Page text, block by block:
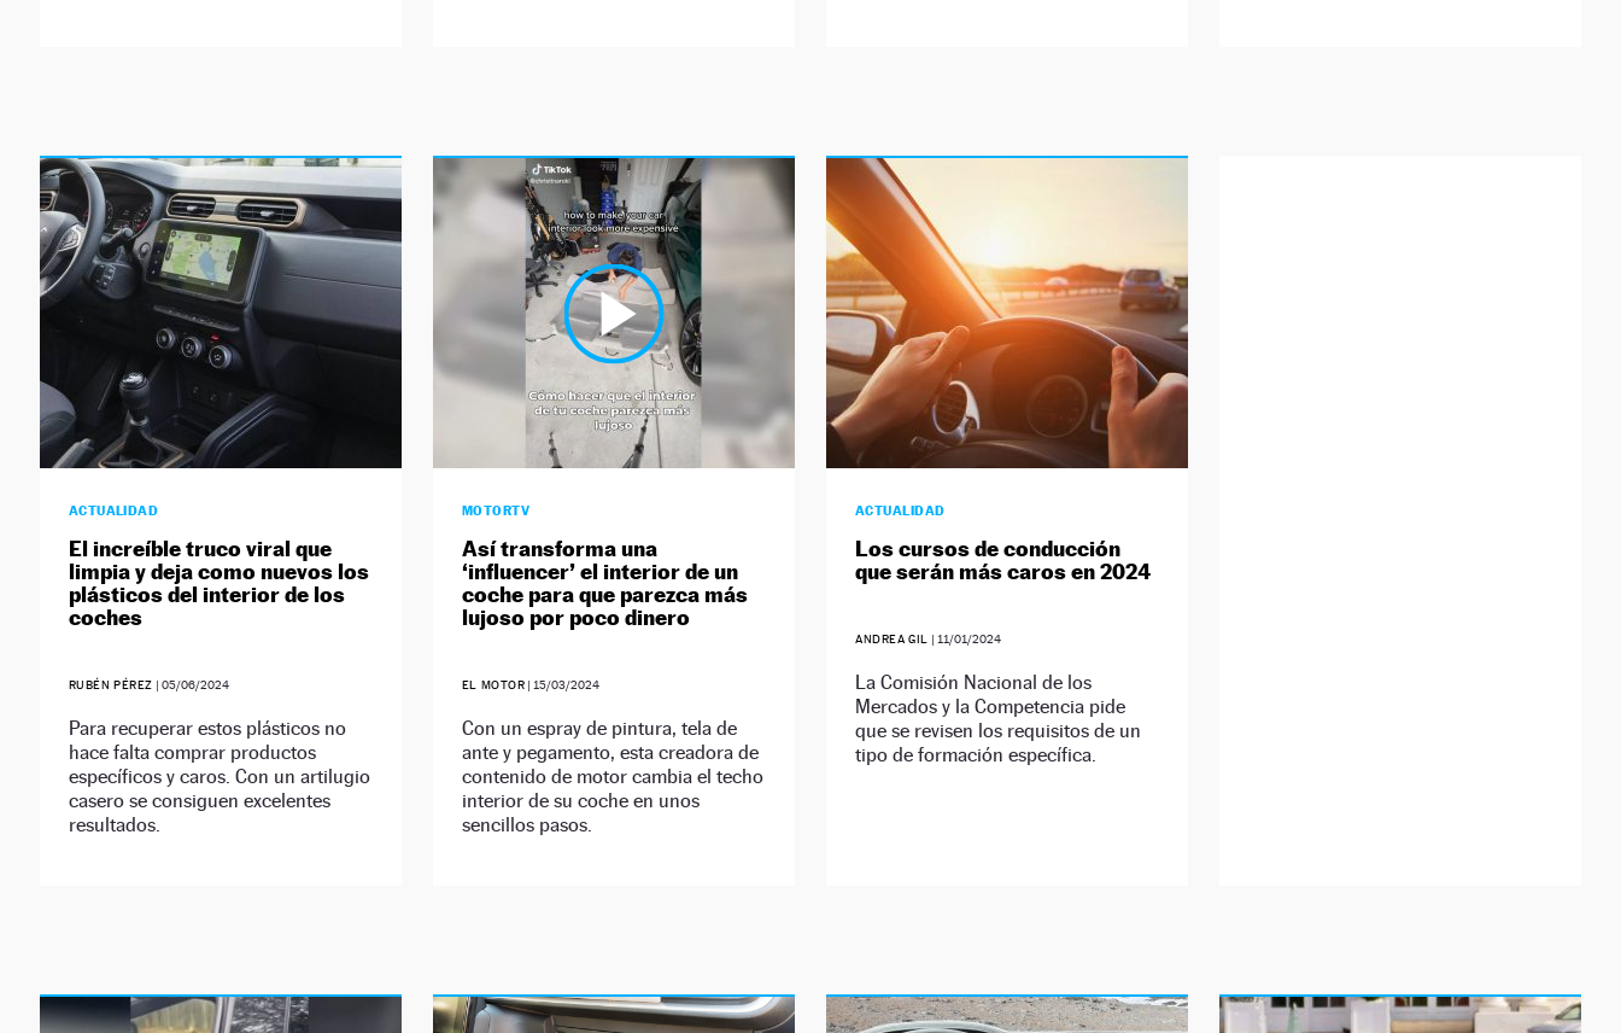
ACTUALIDAD
El increíble truco viral que
limpia y deja como nuevos los
plásticos del interior de los
coches
RUBÉN PÉREZ |05/06/2024
Para recuperar estos plásticos no
hace falta comprar productos
específicos y caros. Con un artilugio
casero se consiguen excelentes
resultados.
MOTORTV
Así transforma una
‘influencer’ el interior de un
coche para que parezca más
lujoso por poco dinero
EL MOTOR | 15/03/2024
Con un espray de pintura, tela de
ante y pegamento, esta creadora de
contenido de motor cambia el techo
interior de su coche en unos
sencillos pasos.
ACTUALIDAD
Los cursos de conducción
que serán más caros en 2024
ANDREA GIL | 11/01/2024
La Comisión Nacional de los
Mercados y la Competencia pide
que se revisen los requisitos de un
tipo de formación específica.